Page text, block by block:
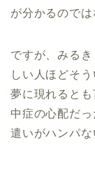
が分かるのでは
ですが、みる
しい人ほどそ
夢に現れると
中症の心配だ
遣いがハンパな